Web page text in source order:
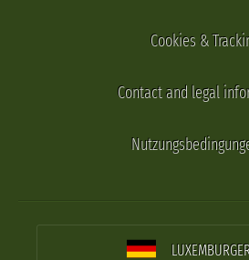
Cookies &
Contact and legal